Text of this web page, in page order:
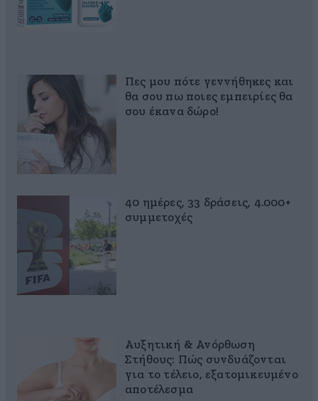
Πες μου πότε γεννήθηκες και
θα σου πω ποιες εμπειρίες θα
σου έκανα δώρο!
40 ημέρες, 33 δράσεις, 4.000+
συμμετοχές
Αυξητική & Ανόρθωση
Στήθους: Πώς συνδυάζονται
για το τέλειο, εξατομικευμένο
αποτέλεσμα